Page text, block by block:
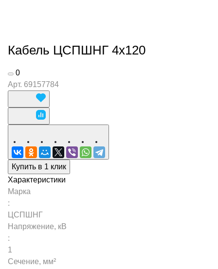
Кабель ЦСПШНГ 4х120
0
Арт. 69157784
Купить в 1 клик
Характеристики
Марка
:
ЦСПШНГ
Напряжение, кВ
:
1
Сечение, мм²